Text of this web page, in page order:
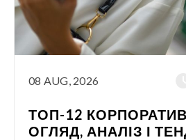
08 AUG, 2026
ТОП-12
ОГЛЯД, АНАЛІЗ І